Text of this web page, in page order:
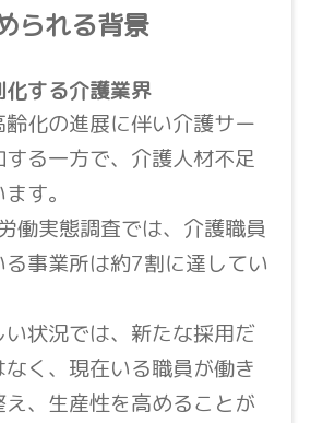
られる背景
する介護業界
化の進展に伴い介護サー
る一方で、介護人材不足
す。
働実態調査では、介護職員
事業所は約7割に達してい
状況では、新たな採用だ
く、現在いる職員が働き
、生産性を高めることが